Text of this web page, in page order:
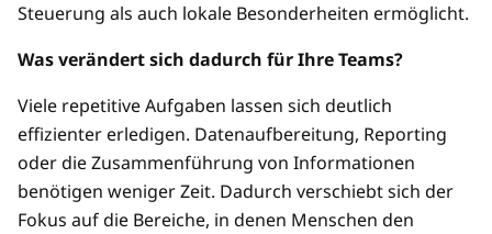
Steuerung als auch lokale Besonderheiten ermöglicht.
Was verändert sich dadurch für Ihre Teams?
Viele repetitive Aufgaben lassen sich deutlich
effizienter erledigen. Datenaufbereitung, Reporting
oder die Zusammenführung von Informationen
benötigen weniger Zeit. Dadurch verschiebt sich der
Fokus auf die Bereiche, in denen Menschen den